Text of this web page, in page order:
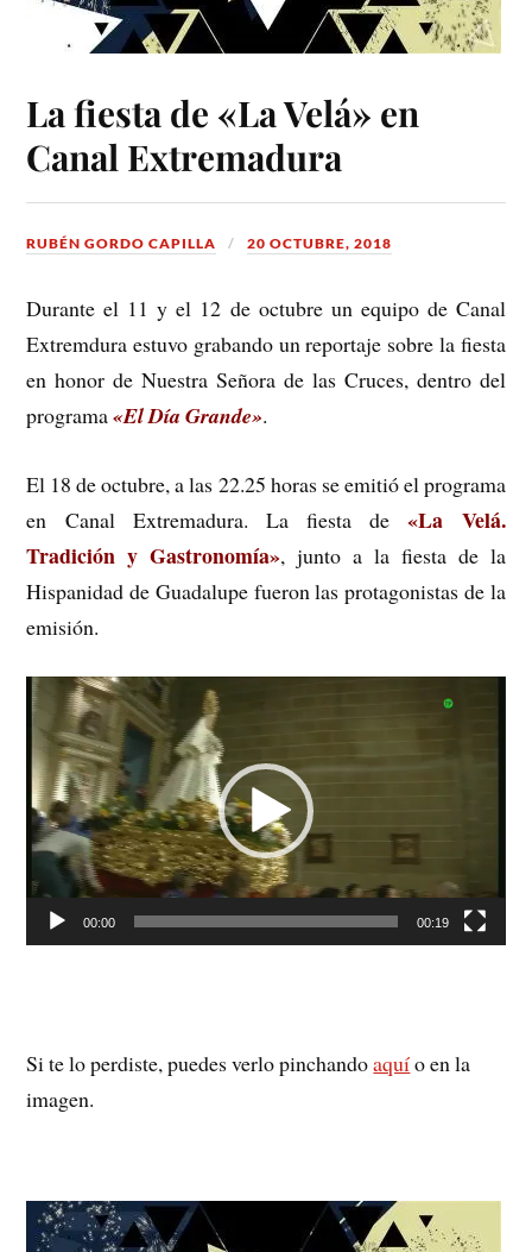
La fiesta de «La Velá» en
Canal Extremadura
RUBÉN GORDO CAPILLA 20 OCTUBRE, 2018
Durante el 11 y el 12 de octubre un equipo de Canal
Extremdura estuvo grabando un reportaje sobre la fiesta
en honor de Nuestra Señora de las Cruces, dentro del
programa«El Día Grande».
El 18 de octubre, a las 22.25 horas se emitió el programa
en Canal Extremadura. La fiesta de«La Velá.
Tradición y Gastronomía», junto a la fiesta de la
Hispanidad de Guadalupe fueron las protagonistas de la
emisión.
Reproductor
de
vídeo
00:00 00:19
Si te lo perdiste, puedes verlo pinchandoaquío en la
imagen.